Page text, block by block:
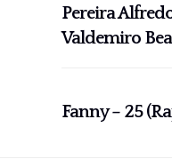
Pereira
Valdemiro
Fanny – 25